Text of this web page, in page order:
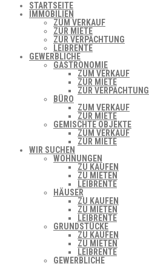
STARTSEITE
IMMOBILIEN
ZUM VERKAUF
ZUR MIETE
ZUR VERPACHTUNG
LEIBRENTE
GEWERBLICHE
GASTRONOMIE
ZUM VERKAUF
ZUR MIETE
ZUR VERPACHTUNG
BÜRO
ZUM VERKAUF
ZUR MIETE
GEMISCHTE OBJEKTE
ZUM VERKAUF
ZUR MIETE
WIR SUCHEN
WOHNUNGEN
ZU KAUFEN
ZU MIETEN
LEIBRENTE
HÄUSER
ZU KAUFEN
ZU MIETEN
LEIBRENTE
GRUNDSTÜCKE
ZU KAUFEN
ZU MIETEN
LEIBRENTE
GEWERBLICHE